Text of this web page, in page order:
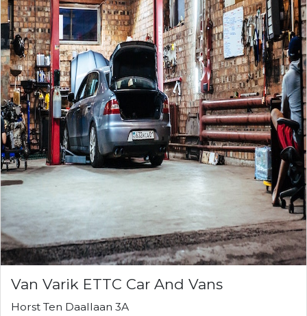
Van Varik ETTC Car And Vans
Horst Ten Daallaan 3A